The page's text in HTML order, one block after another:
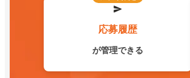
応募履歴
が管理できる